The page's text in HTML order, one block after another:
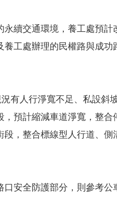
續交通環境，養工處預
工處辦理的民權路與成
有人行淨寬不足、私設
預計縮減車道淨寬，整
段，整合標線型人行道、
安全防護部分，則參考